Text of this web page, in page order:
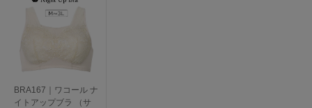
BRA167｜ワコール ナ
イトアップブラ （サ